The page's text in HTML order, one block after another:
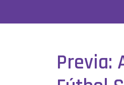
Previa: